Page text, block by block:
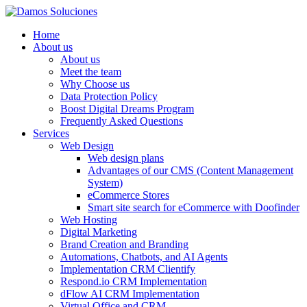
Home
About us
About us
Meet the team
Why Choose us
Data Protection Policy
Boost Digital Dreams Program
Frequently Asked Questions
Services
Web Design
Web design plans
Advantages of our CMS (Content Management
System)
eCommerce Stores
Smart site search for eCommerce with Doofinder
Web Hosting
Digital Marketing
Brand Creation and Branding
Automations, Chatbots, and AI Agents
Implementation CRM Clientify
Respond.io CRM Implementation
dFlow AI CRM Implementation